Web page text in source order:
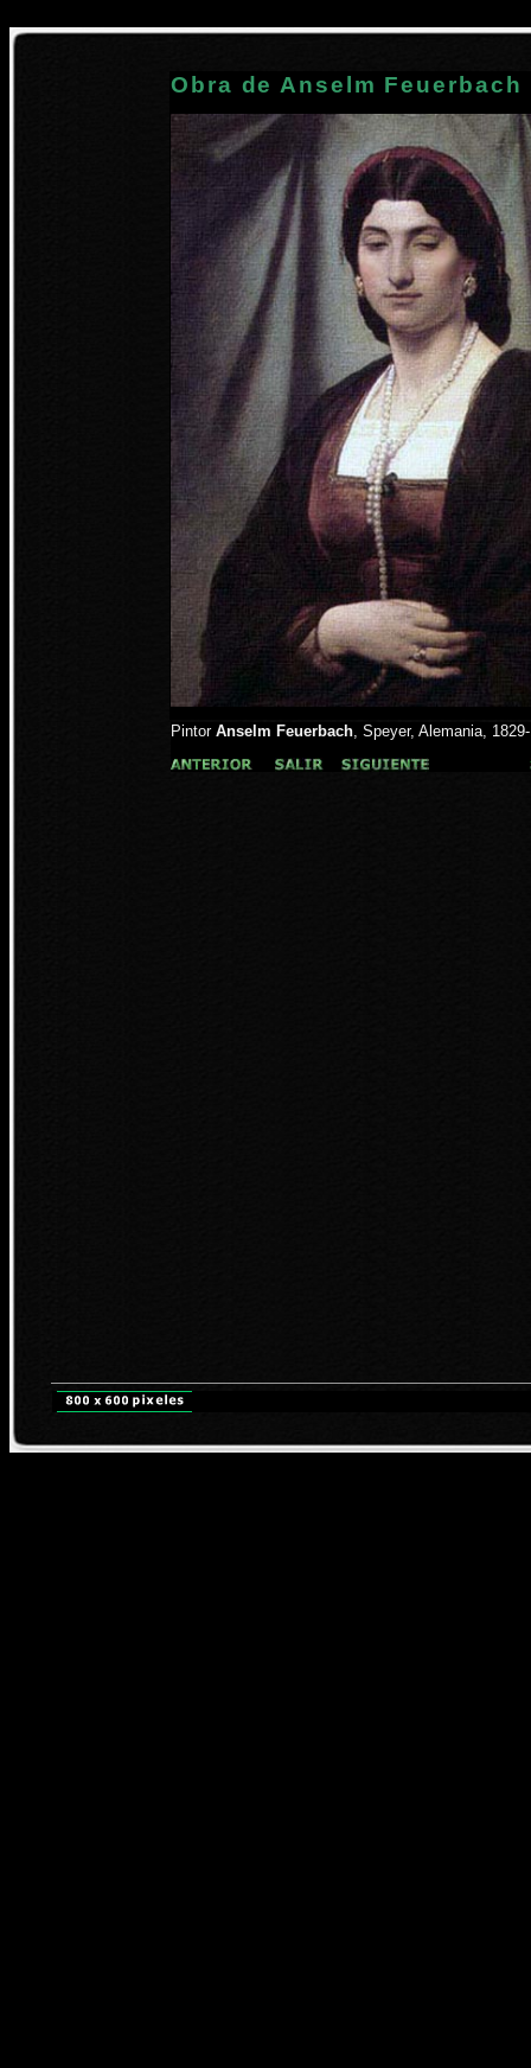
Obra de Anselm Feuerbach
Pintor Anselm Feuerbach, Speyer, Alemania,